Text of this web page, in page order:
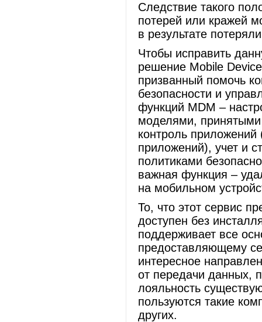
Следствие такого
потерей или кражей
в результате
Чтобы исправить
решение Mobile
призванный помочь
безопасности и
функций MDM –
моделями, принятыми
контроль приложений
приложений), учет и
политиками
важная функция –
на мобильном
То, что этот сервис
доступен без
поддерживает все
предоставляющему
интересное
от передачи данных,
лояльность
пользуются такие
других.